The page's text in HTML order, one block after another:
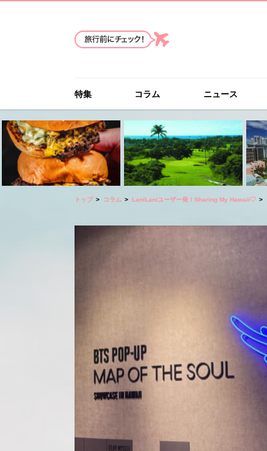
特集 コラム ニュース
トップ コラム LaniLaniユーザー発！Sharing My Hawaii♡